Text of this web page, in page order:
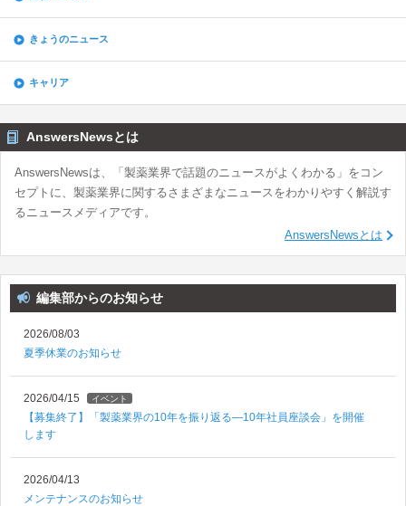
きょうのニュース
キャリア
AnswersNewsとは
AnswersNewsは、「製薬業界で話題のニュースがよくわかる」をコン
セプトに、製薬業界に関するさまざまなニュースをわかりやすく解説す
るニュースメディアです。
AnswersNewsとは
編集部からのお知らせ
2026/08/03
夏季休業のお知らせ
2026/04/15 イベント
【募集終了】「製薬業界の10年を振り返る―10年社員座談会」を開催
します
2026/04/13
メンテナンスのお知らせ